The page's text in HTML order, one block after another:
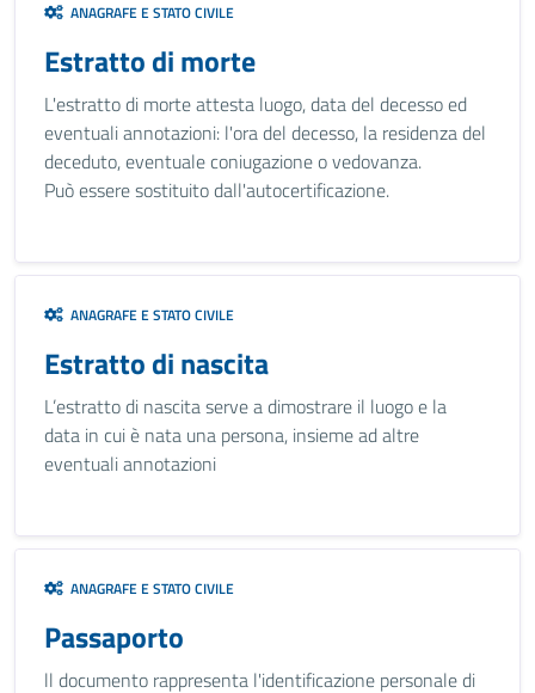
ANAGRAFE E STATO CIVILE
Estratto di morte
L'estratto di morte attesta luogo, data del decesso ed
eventuali annotazioni: l'ora del decesso, la residenza del
deceduto, eventuale coniugazione o vedovanza.
Può essere sostituito dall'autocertificazione.
ANAGRAFE E STATO CIVILE
Estratto di nascita
L’estratto di nascita serve a dimostrare il luogo e la
data in cui è nata una persona, insieme ad altre
eventuali annotazioni
ANAGRAFE E STATO CIVILE
Passaporto
ll documento rappresenta l'identificazione personale di